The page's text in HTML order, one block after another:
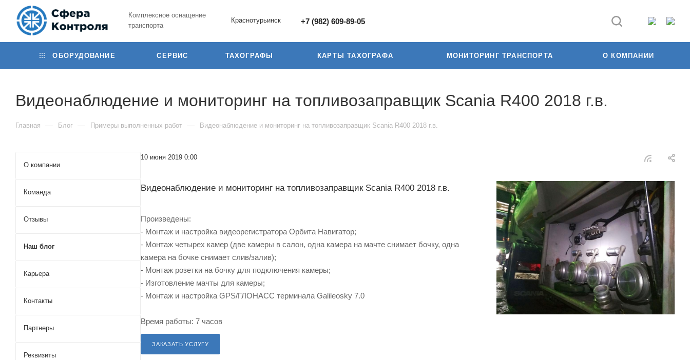
Комплексное оснащение
транспорта
Краснотурьинск +7 (982) 609-89-05
ОБОРУДОВАНИЕ СЕРВИС ТАХОГРАФЫ КАРТЫ ТАХОГРАФА МОНИТОРИНГ ТРАНСПОРТА О КОМПАНИИ
Видеонаблюдение и мониторинг на топливозаправщик Scania R400 2018 г.в.
Главная — Блог — Примеры выполненных работ — Видеонаблюдение и мониторинг на топливозаправщик Scania R400 2018 г.в.
10 июня 2019 0:00
Видеонаблюдение и мониторинг на топливозаправщик Scania R400 2018 г.в.
Произведены:
- Монтаж и настройка видеорегистратора Орбита Навигатор;
- Монтаж четырех камер (две камеры в салон, одна камера на мачте снимает бочку, одна
камера на бочке снимает слив/залив);
- Монтаж розетки на бочку для подключения камеры;
- Изготовление мачты для камеры;
- Монтаж и настройка GPS/ГЛОНАСС терминала Galileosky 7.0
Время работы: 7 часов
ЗАКАЗАТЬ УСЛУГУ
О компании
Команда
Отзывы
Наш блог
Карьера
Контакты
Партнеры
Реквизиты